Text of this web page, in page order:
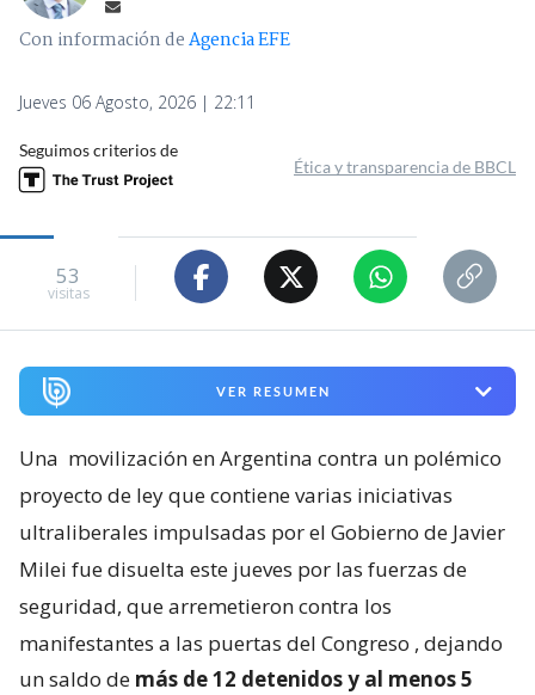
Con información deAgencia EFE
Jueves 06 Agosto, 2026 | 22:11
Seguimos criterios de
Ética y transparencia de BBCL
53
visitas
VER RESUMEN
Una movilización en Argentina contra un polémico
proyecto de ley que contiene varias iniciativas
ultraliberales impulsadas por el Gobierno de Javier
Milei fue disuelta este jueves por las fuerzas de
seguridad, que arremetieron contra los
manifestantes a las puertas del Congreso , dejando
un saldo de más de 12 detenidos y al menos 5